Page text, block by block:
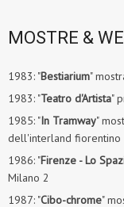
MOSTRE &
1983: "Bestiarium"
1983: "Teatro d'Artista"
1985: "In Tramway"
dell'interland fiorentino
1986: "Firenze - Lo
Milano 2
1987: "Cibo-chrome"